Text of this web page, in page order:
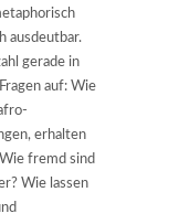
ausdeutbar.
gerade in
auf: Wie
erhalten
fremd sind
Wie lassen